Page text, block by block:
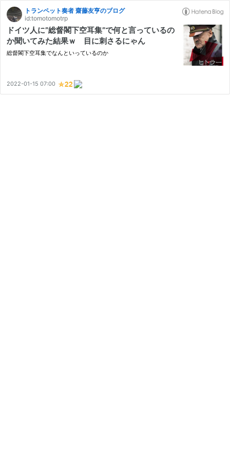
トランペット奏者 齋藤友亨のブログ
id:tomotomotrp
ドイツ人に”総督閣下空耳集”で何と言っているの
か聞いてみた結果ｗ 目に刺さるにゃん
総督閣下空耳集でなんといっているのか
2022-01-15 07:00